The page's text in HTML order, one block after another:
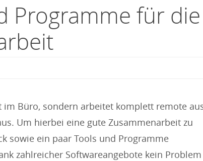
Programme für die
Büro, sondern arbeitet komplett remote
Um hierbei eine gute Zusammenarbeit zu
sowie ein paar Tools und Programme
zahlreicher Softwareangebote kein Problem